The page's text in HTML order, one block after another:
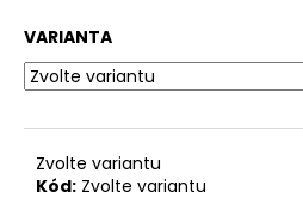
VARIANTA
Zvolte variantu
Kód: Zvolte variantu
o
r
u
u
e